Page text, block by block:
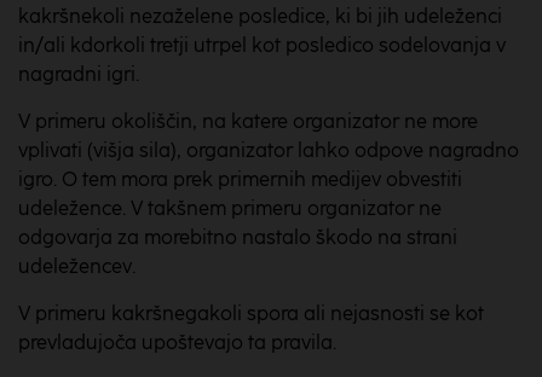
kakršnekoli nezaželene posledice, ki bi jih udeleženci
in/ali kdorkoli tretji utrpel kot posledico sodelovanja v
nagradni igri.
V primeru okoliščin, na katere organizator ne more
vplivati (višja sila), organizator lahko odpove nagradno
igro. O tem mora prek primernih medijev obvestiti
udeležence. V takšnem primeru organizator ne
odgovarja za morebitno nastalo škodo na strani
udeležencev.
V primeru kakršnegakoli spora ali nejasnosti se kot
prevladujoča upoštevajo ta pravila.